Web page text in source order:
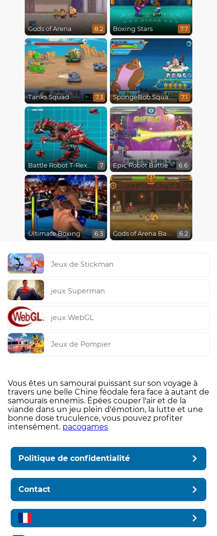
Gods of Arena 8.2 Boxing Stars 7.7
Tanks Squad 7.3 SpongeBob SquarePants : Monster Island Adventures 7.1
Battle Robot T-Rex Age 7 Epic Robot Battle 6.6
Ultimate Boxing 6.3 Gods of Arena Battles 6.2
Jeux de Stickman
jeux Superman
jeux WebGL
Jeux de Pompier
Vous êtes un samouraï puissant sur son voyage à
travers une belle Chine féodale fera face à autant de
samouraïs ennemis. Épées couper l'air et de la
viande dans un jeu plein d'émotion, la lutte et une
bonne dose truculence, vous pouvez profiter
intensément. pacogames
Politique de confidentialité
Contact